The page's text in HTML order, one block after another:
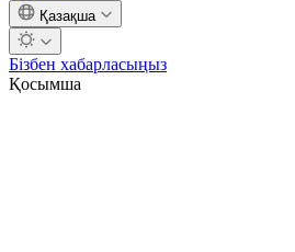
Қазақша
Бізбен хабарласыңыз
Қосымша